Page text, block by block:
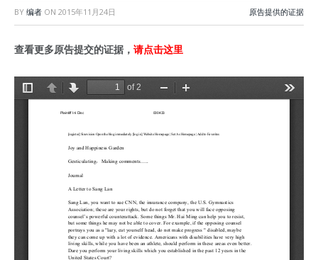
BY 编者 ON 2015年11月24日 原告提供的证据
查看更多原告提交的证据， 请点击这里